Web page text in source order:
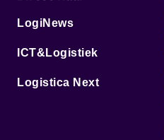
LogiNews
ICT&Logistiek
Logistica Next